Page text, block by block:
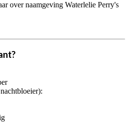
over naamgeving Waterlelie Perry's